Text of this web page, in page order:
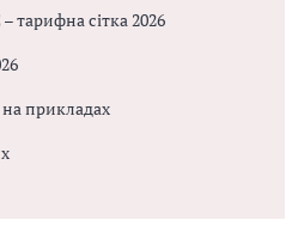
тарифна сітка 2026
на прикладах